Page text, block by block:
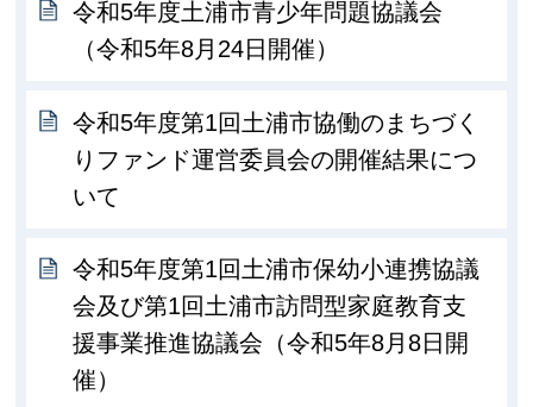
令和5年度土浦市青少年問題協議会
（令和5年8月24日開催）
令和5年度第1回土浦市協働のまちづく
りファンド運営委員会の開催結果につ
いて
令和5年度第1回土浦市保幼小連携協議
会及び第1回土浦市訪問型家庭教育支
援事業推進協議会（令和5年8月8日開
催）